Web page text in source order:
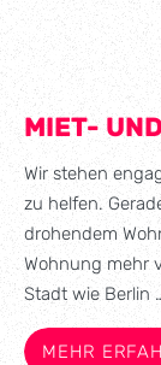
MIET-
Wir stehen
zu helfen.
drohendem
Wohnung mehr
Stadt wie Berlin
MEHR